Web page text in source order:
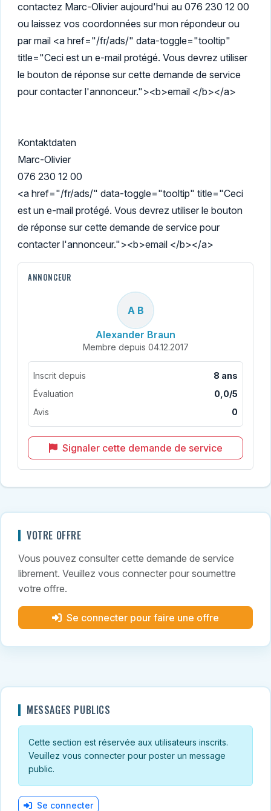
contactez Marc-Olivier aujourd'hui au 076 230 12 00
ou laissez vos coordonnées sur mon répondeur ou
par mail <a href="/fr/ads/" data-toggle="tooltip"
title="Ceci est un e-mail protégé. Vous devrez utiliser
le bouton de réponse sur cette demande de service
pour contacter l'annonceur."><b>email </b></a>
Kontaktdaten
Marc-Olivier
076 230 12 00
<a href="/fr/ads/" data-toggle="tooltip" title="Ceci
est un e-mail protégé. Vous devrez utiliser le bouton
de réponse sur cette demande de service pour
contacter l'annonceur."><b>email </b></a>
ANNONCEUR
A B
Alexander Braun
Membre depuis 04.12.2017
Inscrit depuis
8 ans
Évaluation
0,0/5
Avis
0
Signaler cette demande de service
VOTRE OFFRE
Vous pouvez consulter cette demande de service
librement. Veuillez vous connecter pour soumettre
votre offre.
Se connecter pour faire une offre
MESSAGES PUBLICS
Cette section est réservée aux utilisateurs inscrits.
Veuillez vous connecter pour poster un message
public.
Se connecter